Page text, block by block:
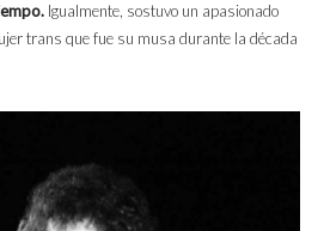
Igualmente, sostuvo un apasionado
trans que fue su musa durante la década